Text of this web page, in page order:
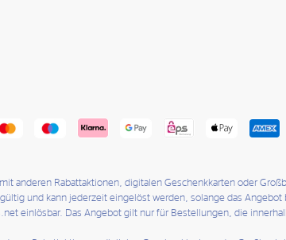
anderen Rabattaktionen, digitalen Geschenkkarten oder
und kann jederzeit eingelöst werden, solange das
einlösbar. Das Angebot gilt nur für Bestellungen, die